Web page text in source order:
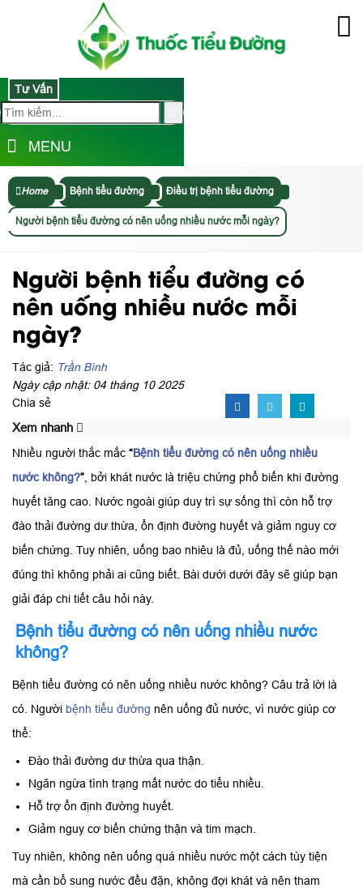
Tư Vấn
MENU
Home Bệnh tiểu đường Điều trị bệnh tiểu đường
Người bệnh tiểu đường có nên uống nhiều nước mỗi ngày?
Người bệnh tiểu đường có
nên uống nhiều nước mỗi
ngày?
Tác giả: Trần Bình
Ngày cập nhật: 04 tháng 10 2025
Chia sẻ
Xem nhanh
Nhiều người thắc mắc “Bệnh tiểu đường có nên uống nhiều
nước không?” , bởi khát nước là triệu chứng phổ biến khi đường
huyết tăng cao. Nước ngoài giúp duy trì sự sống thì còn hỗ trợ
đào thải đường dư thừa, ổn định đường huyết và giảm nguy cơ
biến chứng. Tuy nhiên, uống bao nhiêu là đủ, uống thế nào mới
đúng thì không phải ai cũng biết. Bài dưới dưới đây sẽ giúp bạn
giải đáp chi tiết câu hỏi này.
Bệnh tiểu đường có nên uống nhiều nước
không?
Bệnh tiểu đường có nên uống nhiều nước không? Câu trả lời là
có. Người bệnh tiểu đường nên uống đủ nước, vì nước giúp cơ
thể:
Đào thải đường dư thừa qua thận.
Ngăn ngừa tình trạng mất nước do tiểu nhiều.
Hỗ trợ ổn định đường huyết.
Giảm nguy cơ biến chứng thận và tim mạch.
Tuy nhiên, không nên uống quá nhiều nước một cách tùy tiện
mà cần bổ sung nước đều đặn, không đợi khát và nên tham